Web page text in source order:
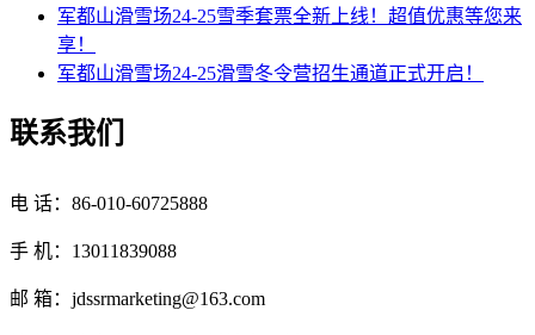
军都山滑雪场24-25雪季套票全新上线！超值优惠等您来
享！
军都山滑雪场24-25滑雪冬令营招生通道正式开启！
联系我们
电 话：86-010-60725888
手 机：13011839088
邮 箱：jdssrmarketing@163.com